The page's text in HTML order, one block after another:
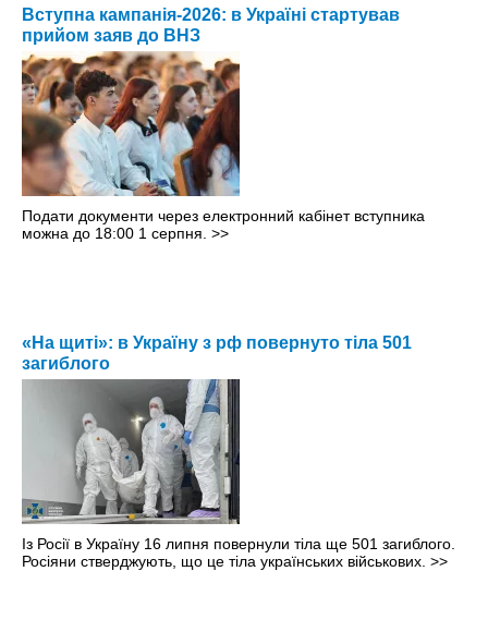
Вступна кампанія-2026: в Україні стартував
прийом заяв до ВНЗ
Подати документи через електронний кабінет вступника
можна до 18:00 1 серпня. >>
«На щиті»: в Україну з рф повернуто тіла 501
загиблого
Із Росії в Україну 16 липня повернули тіла ще 501 загиблого.
Росіяни стверджують, що це тіла українських військових. >>